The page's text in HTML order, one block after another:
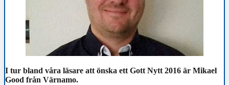
I tur bland våra läsare att önska ett Gott Nytt 2016 är Mikael
Good från Värnamo.